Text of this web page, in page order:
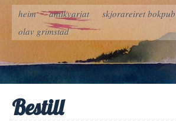
heim antikvariat skjorareiret bokpub
olav grimstad
Bestill